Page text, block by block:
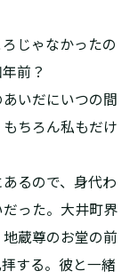
じゃなかったの
前？
いだにいつの間
ちろん私もだけ
るので、身代わ
った。大井町界
蔵尊のお堂の前
する。彼と一緒